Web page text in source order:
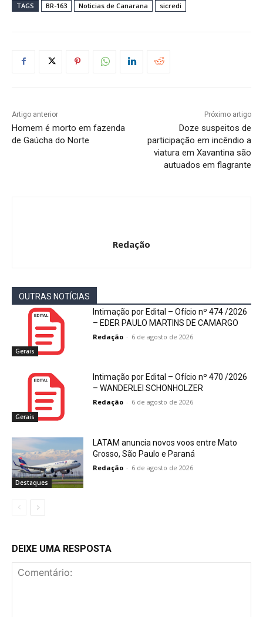
TAGS BR-163 Noticias de Canarana sicredi
Artigo anterior
Homem é morto em fazenda
de Gaúcha do Norte
Próximo artigo
Doze suspeitos de
participação em incêndio a
viatura em Xavantina são
autuados em flagrante
Redação
OUTRAS NOTÍCIAS
Gerais
Intimação por Edital – Ofício nº 474 /2026
– EDER PAULO MARTINS DE CAMARGO
Redação - 6 de agosto de 2026
Gerais
Intimação por Edital – Ofício nº 470 /2026
– WANDERLEI SCHONHOLZER
Redação - 6 de agosto de 2026
Destaques
LATAM anuncia novos voos entre Mato
Grosso, São Paulo e Paraná
Redação - 6 de agosto de 2026
DEIXE UMA RESPOSTA